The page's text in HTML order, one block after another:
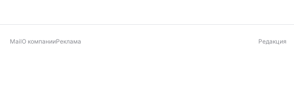
MailО компанииРеклама Редакция